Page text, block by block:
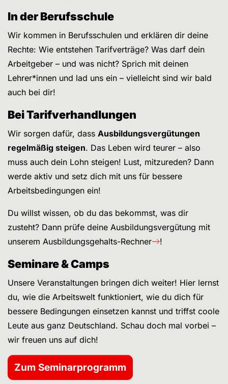
In der Berufsschule
Wir kommen in Berufsschulen und erklären dir deine
Rechte: Wie entstehen Tarifverträge? Was darf dein
Arbeitgeber – und was nicht? Sprich mit deinen
Lehrer*innen und lad uns ein – vielleicht sind wir bald
auch bei dir!
Bei Tarifverhandlungen
Wir sorgen dafür, dass Ausbildungsvergütungen
regelmäßig steigen. Das Leben wird teurer – also
muss auch dein Lohn steigen! Lust, mitzureden? Dann
werde aktiv und setz dich mit uns für bessere
Arbeitsbedingungen ein!
Du willst wissen, ob du das bekommst, was dir
zusteht? Dann prüfe deine Ausbildungsvergütung mit
unserem Ausbildungsgehalts-Rechner !
Seminare & Camps
Unsere Veranstaltungen bringen dich weiter! Hier lernst
du, wie die Arbeitswelt funktioniert, wie du dich für
bessere Bedingungen einsetzen kannst und triffst coole
Leute aus ganz Deutschland. Schau doch mal vorbei –
wir freuen uns auf dich!
Zum Seminarprogramm